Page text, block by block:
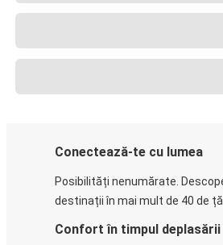
Conectează-te cu lumea
Posibilități nenumărate.
destinații în mai mult de 40 de
Confort în timpul deplasării